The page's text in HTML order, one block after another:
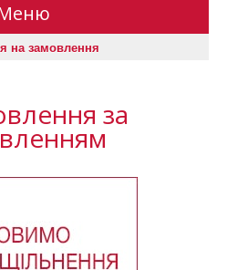
на замовлення
за